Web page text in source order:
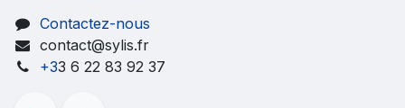
Contactez-nous
contact@sylis.fr
+33 6 22 83 92 37